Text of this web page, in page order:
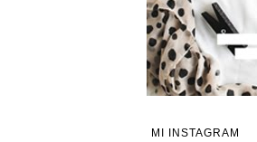
MI INSTAGRAM